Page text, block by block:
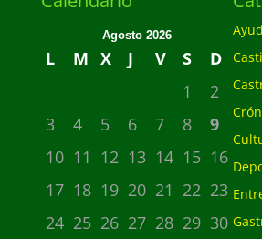
Agosto 2026
L M X J V S
D
1
2
3
4 5 6 7 8
9
10 11 12 13 14 15 16
17 18 19 20 21 22 23
24 25 26 27 28 29 30